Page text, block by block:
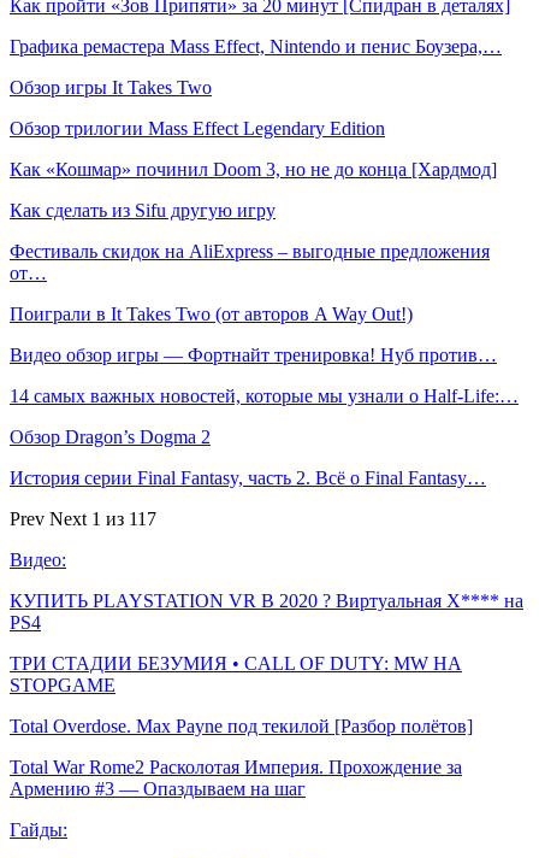
Как пройти «Зов Припяти» за 20 минут [Спидран в деталях]
Графика ремастера Mass Effect, Nintendo и пенис Боузера,…
Обзор игры It Takes Two
Обзор трилогии Mass Effect Legendary Edition
Как «Кошмар» починил Doom 3, но не до конца [Хардмод]
Как сделать из Sifu другую игру
Фестиваль скидок на AliExpress – выгодные предложения
от…
Поиграли в It Takes Two (от авторов A Way Out!)
Видео обзор игры — Фортнайт тренировка! Нуб против…
14 самых важных новостей, которые мы узнали о Half-Life:…
Обзор Dragon’s Dogma 2
История серии Final Fantasy, часть 2. Всё о Final Fantasy…
Prev Next 1 из 117
Видео:
КУПИТЬ PLAYSTATION VR В 2020 ? Виртуальная Х**** на
PS4
ТРИ СТАДИИ БЕЗУМИЯ • CALL OF DUTY: MW НА
STOPGAME
Total Overdose. Max Payne под текилой [Разбор полётов]
Total War Rome2 Расколотая Империя. Прохождение за
Армению #3 — Опаздываем на шаг
Гайды: